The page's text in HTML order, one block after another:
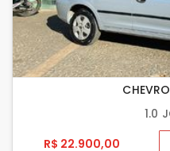
1.0
R$ 22.900,00